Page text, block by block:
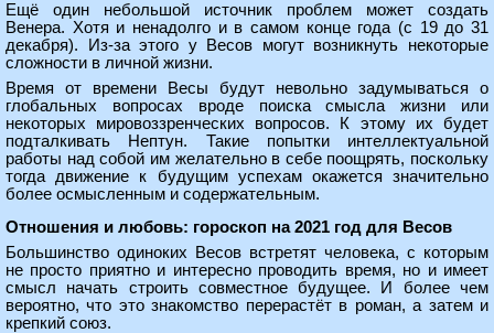
Ещё один небольшой источник проблем может создать
Венера. Хотя и ненадолго и в самом конце года (с 19 до 31
декабря). Из-за этого у Весов могут возникнуть некоторые
сложности в личной жизни.
Время от времени Весы будут невольно задумываться о
глобальных вопросах вроде поиска смысла жизни или
некоторых мировоззренческих вопросов. К этому их будет
подталкивать Нептун. Такие попытки интеллектуальной
работы над собой им желательно в себе поощрять, поскольку
тогда движение к будущим успехам окажется значительно
более осмысленным и содержательным.
Отношения и любовь: гороскоп на 2021 год для Весов
Большинство одиноких Весов встретят человека, с которым
не просто приятно и интересно проводить время, но и имеет
смысл начать строить совместное будущее. И более чем
вероятно, что это знакомство перерастёт в роман, а затем и
крепкий союз.